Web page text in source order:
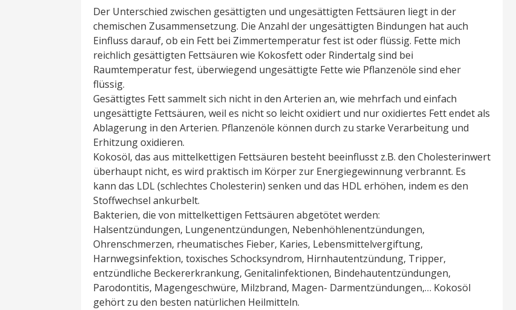
Der Unterschied zwischen gesättigten und ungesättigten Fettsäuren liegt in der
chemischen Zusammensetzung. Die Anzahl der ungesättigten Bindungen hat auch
Einfluss darauf, ob ein Fett bei Zimmertemperatur fest ist oder flüssig. Fette mich
reichlich gesättigten Fettsäuren wie Kokosfett oder Rindertalg sind bei
Raumtemperatur fest, überwiegend ungesättigte Fette wie Pflanzenöle sind eher
flüssig.
Gesättigtes Fett sammelt sich nicht in den Arterien an, wie mehrfach und einfach
ungesättigte Fettsäuren, weil es nicht so leicht oxidiert und nur oxidiertes Fett endet als
Ablagerung in den Arterien. Pflanzenöle können durch zu starke Verarbeitung und
Erhitzung oxidieren.
Kokosöl, das aus mittelkettigen Fettsäuren besteht beeinflusst z.B. den Cholesterinwert
überhaupt nicht, es wird praktisch im Körper zur Energiegewinnung verbrannt. Es
kann das LDL (schlechtes Cholesterin) senken und das HDL erhöhen, indem es den
Stoffwechsel ankurbelt.
Bakterien, die von mittelkettigen Fettsäuren abgetötet werden:
Halsentzündungen, Lungenentzündungen, Nebenhöhlenentzündungen,
Ohrenschmerzen, rheumatisches Fieber, Karies, Lebensmittelvergiftung,
Harnwegsinfektion, toxisches Schocksyndrom, Hirnhautentzündung, Tripper,
entzündliche Beckererkrankung, Genitalinfektionen, Bindehautentzündungen,
Parodontitis, Magengeschwüre, Milzbrand, Magen- Darmentzündungen,… Kokosöl
gehört zu den besten natürlichen Heilmitteln.